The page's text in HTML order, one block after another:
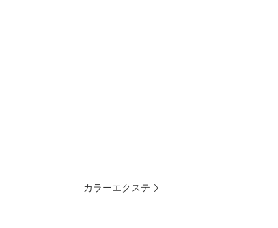
カラーエクステ